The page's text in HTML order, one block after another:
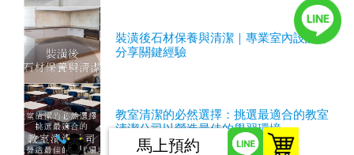
裝潢後石材保養與清潔｜專業室內設計師
分享關鍵經驗
教室清潔的必然選擇：挑選最適合的教室
清潔公司以營造最佳的學習環境
馬上預約